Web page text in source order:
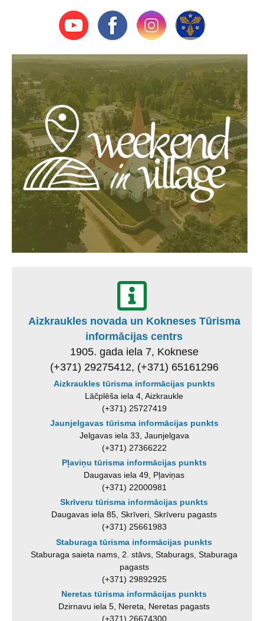
Aizkraukles novada un Kokneses Tūrisma
informācijas centrs
1905. gada iela 7, Koknese
(+371) 29275412, (+371) 65161296
Aizkraukles tūrisma informācijas punkts
Lāčplēša iela 4, Aizkraukle
(+371) 25727419
Jaunjelgavas tūrisma informācijas punkts
Jelgavas iela 33, Jaunjelgava
(+371) 27366222
Pļaviņu tūrisma informācijas punkts
Daugavas iela 49, Pļaviņas
(+371) 22000981
Skrīveru tūrisma informācijas punkts
Daugavas iela 85, Skrīveri, Skrīveru pagasts
(+371) 25661983
Staburaga tūrisma informācijas punkts
Staburaga saieta nams, 2. stāvs, Staburags, Staburaga
pagasts
(+371) 29892925
Neretas tūrisma informācijas punkts
Dzirnavu iela 5, Nereta, Neretas pagasts
(+371) 26674300